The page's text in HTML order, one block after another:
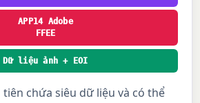
APP14 Adobe
FFEE
Dữ liệu ảnh + EOI
chứa siêu dữ liệu và có thể